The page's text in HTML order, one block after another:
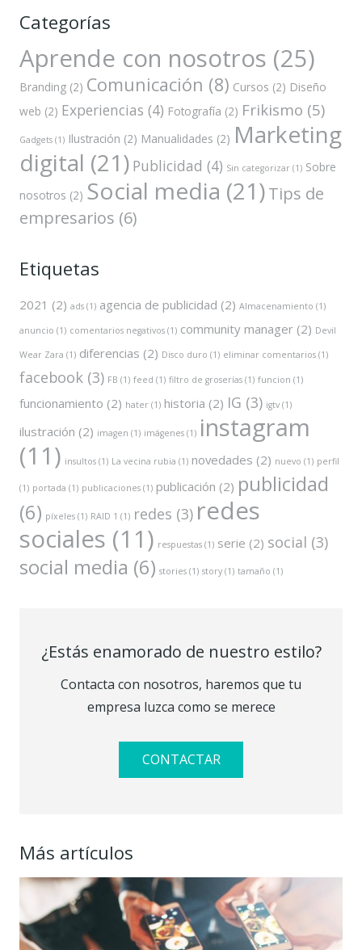
Categorías
Aprende con nosotros (25)
Branding (2) Comunicación (8) Cursos (2) Diseño
web (2) Experiencias (4) Fotografía (2) Frikismo (5)
Gadgets (1) Ilustración (2) Manualidades (2) Marketing
digital (21) Publicidad (4) Sin categorizar (1) Sobre
nosotros (2) Social media (21)Tips de
empresarios (6)
Etiquetas
2021 (2) ads (1) agencia de publicidad (2) Almacenamiento (1)
anuncio (1) comentarios negativos (1) community manager (2) Devil
Wear Zara (1) diferencias (2) Disco duro (1) eliminar comentarios (1)
facebook (3) FB (1) feed (1) filtro de groserías (1) funcion (1)
funcionamiento (2) hater (1) historia (2) IG (3) igtv (1)
ilustración (2) imagen (1) imágenes (1) instagram
(11) insultos (1) La vecina rubia (1) novedades (2) nuevo (1) perfil
(1) portada (1) publicaciones (1) publicación (2) publicidad
(6) píxeles (1) RAID 1 (1) redes (3) redes
sociales (11) respuestas (1) serie (2) social (3)
social media (6) stories (1) story (1) tamaño (1)
¿Estás enamorado de nuestro estilo?
Contacta con nosotros, haremos que tu
empresa luzca como se merece
CONTACTAR
Más artículos